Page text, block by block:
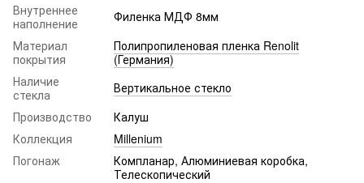
Внутреннее
наполнение
Филенка МДФ 8мм
Материал
покрытия
Полипропиленовая пленка Renolit
(Германия)
Наличие
стекла
Вертикальное стекло
Производство
Калуш
Коллекция
Millenium
Погонаж
Компланар, Алюминиевая коробка,
Телескопический